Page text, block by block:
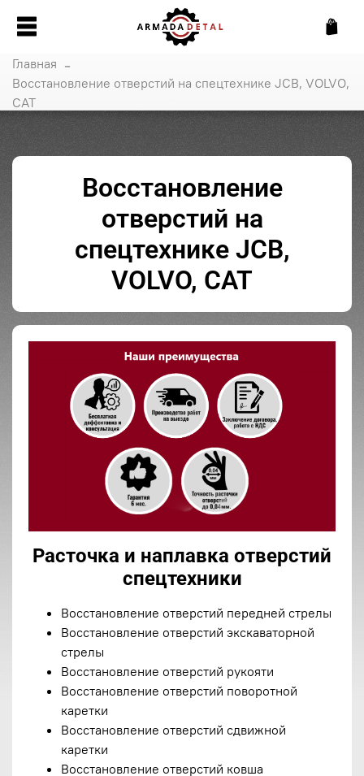
Главная
Восстановление отверстий на спецтехнике JCB, VOLVO,
CAT
Восстановление
отверстий на
спецтехнике JCB,
VOLVO, CAT
Расточка и наплавка отверстий
спецтехники
Восстановление отверстий передней стрелы
Восстановление отверстий экскаваторной
стрелы
Восстановление отверстий рукояти
Восстановление отверстий поворотной
каретки
Восстановление отверстий сдвижной
каретки
Восстановление отверстий ковша